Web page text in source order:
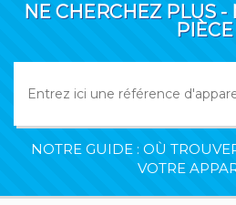
NE CHERCHEZ PLUS -
PIÈCE
NOTRE GUIDE : OÙ
VOTRE